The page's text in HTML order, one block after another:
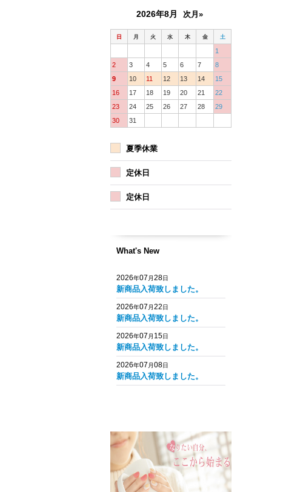
2026年8月 次月»
日 月 火 水 木 金 土
1
2
3 4 5 6 7
8
9
10 11 12 13 14
15
16
17 18 19 20 21
22
23
24 25 26 27 28
29
30
31
夏季休業
定休日
定休日
What's New
2026年07 月28日
新商品入荷致しました。
2026年07 月22日
新商品入荷致しました。
2026年07 月 15日
新商品入荷致しました。
2026年07 月08日
新商品入荷致しました。